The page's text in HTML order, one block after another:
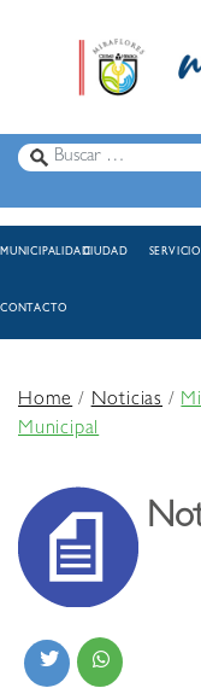
MUNICIPALIDADCIUDAD
CONTACTO
Home/Noticias /
Municipal